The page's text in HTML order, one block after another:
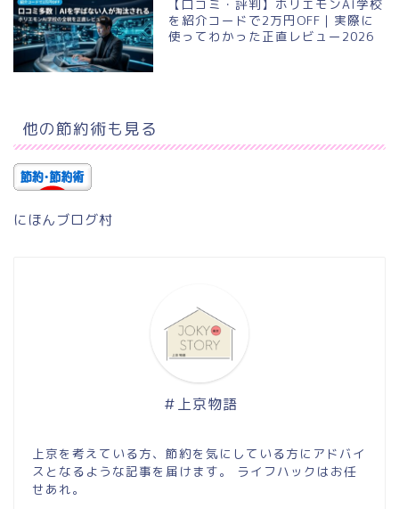
【口コミ・評判】ホリエモンAI学校
を紹介コードで2万円OFF｜実際に
使ってわかった正直レビュー2026
他の節約術も見る
にほんブログ村
＃上京物語
上京を考えている方、節約を気にしている方にアドバイ
スとなるような記事を届けます。 ライフハックはお任
せあれ。